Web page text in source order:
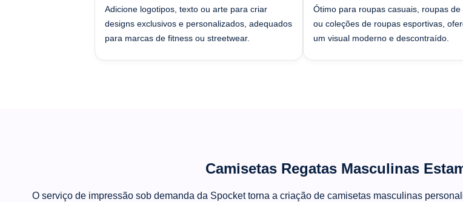
Adicione logotipos, texto ou arte para criar
designs exclusivos e personalizados, adequados
para marcas de fitness ou streetwear.
Ótimo para roupas casuais, roupas de
ou coleções de roupas esportivas,
um visual moderno e descontraído.
Camisetas Regatas Masculinas
O serviço de impressão sob demanda da Spocket torna a criação de camisetas masculinas